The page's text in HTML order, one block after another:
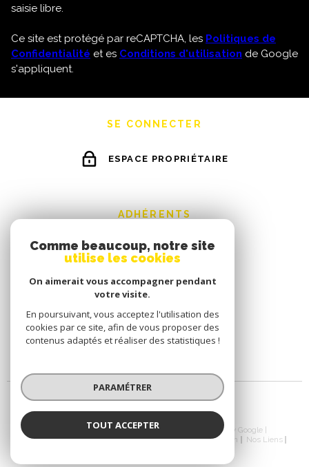
saisie libre.
Ce site est protégé par reCAPTCHA, les Politiques de
Confidentialité et es Conditions d'utilisation de Google
s'appliquent.
SE CONNECTER
ESPACE PROPRIÉTAIRE
ADHÉRENTS
© 2026 | Tous droits réservés | Traduction powered by Google |
Nos Honoraires
Plan Du Site Mentions Légales Admin
Nos Liens
Comme beaucoup, notre site
utilise les cookies
On aimerait vous accompagner pendant
votre visite.
En poursuivant, vous acceptez l'utilisation des
cookies par ce site, afin de vous proposer des
contenus adaptés et réaliser des statistiques !
PARAMÉTRER
TOUT ACCEPTER